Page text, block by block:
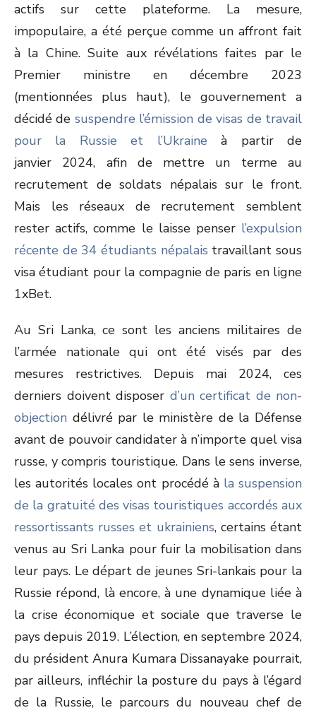
actifs sur cette plateforme. La mesure,
impopulaire, a été perçue comme un affront fait
à la Chine. Suite aux révélations faites par le
Premier ministre en décembre 2023
(mentionnées plus haut), le gouvernement a
décidé de suspendre l’émission de visas de travail
pour la Russie et l’Ukraine à partir de
janvier 2024, afin de mettre un terme au
recrutement de soldats népalais sur le front.
Mais les réseaux de recrutement semblent
rester actifs, comme le laisse penser l’expulsion
récente de 34 étudiants népalais travaillant sous
visa étudiant pour la compagnie de paris en ligne
1xBet.
Au Sri Lanka, ce sont les anciens militaires de
l’armée nationale qui ont été visés par des
mesures restrictives. Depuis mai 2024, ces
derniers doivent disposer d’un certificat de non-
objection délivré par le ministère de la Défense
avant de pouvoir candidater à n’importe quel visa
russe, y compris touristique. Dans le sens inverse,
les autorités locales ont procédé à la suspension
de la gratuité des visas touristiques accordés aux
ressortissants russes et ukrainiens, certains étant
venus au Sri Lanka pour fuir la mobilisation dans
leur pays. Le départ de jeunes Sri-lankais pour la
Russie répond, là encore, à une dynamique liée à
la crise économique et sociale que traverse le
pays depuis 2019. L’élection, en septembre 2024,
du président Anura Kumara Dissanayake pourrait,
par ailleurs, infléchir la posture du pays à l’égard
de la Russie, le parcours du nouveau chef de